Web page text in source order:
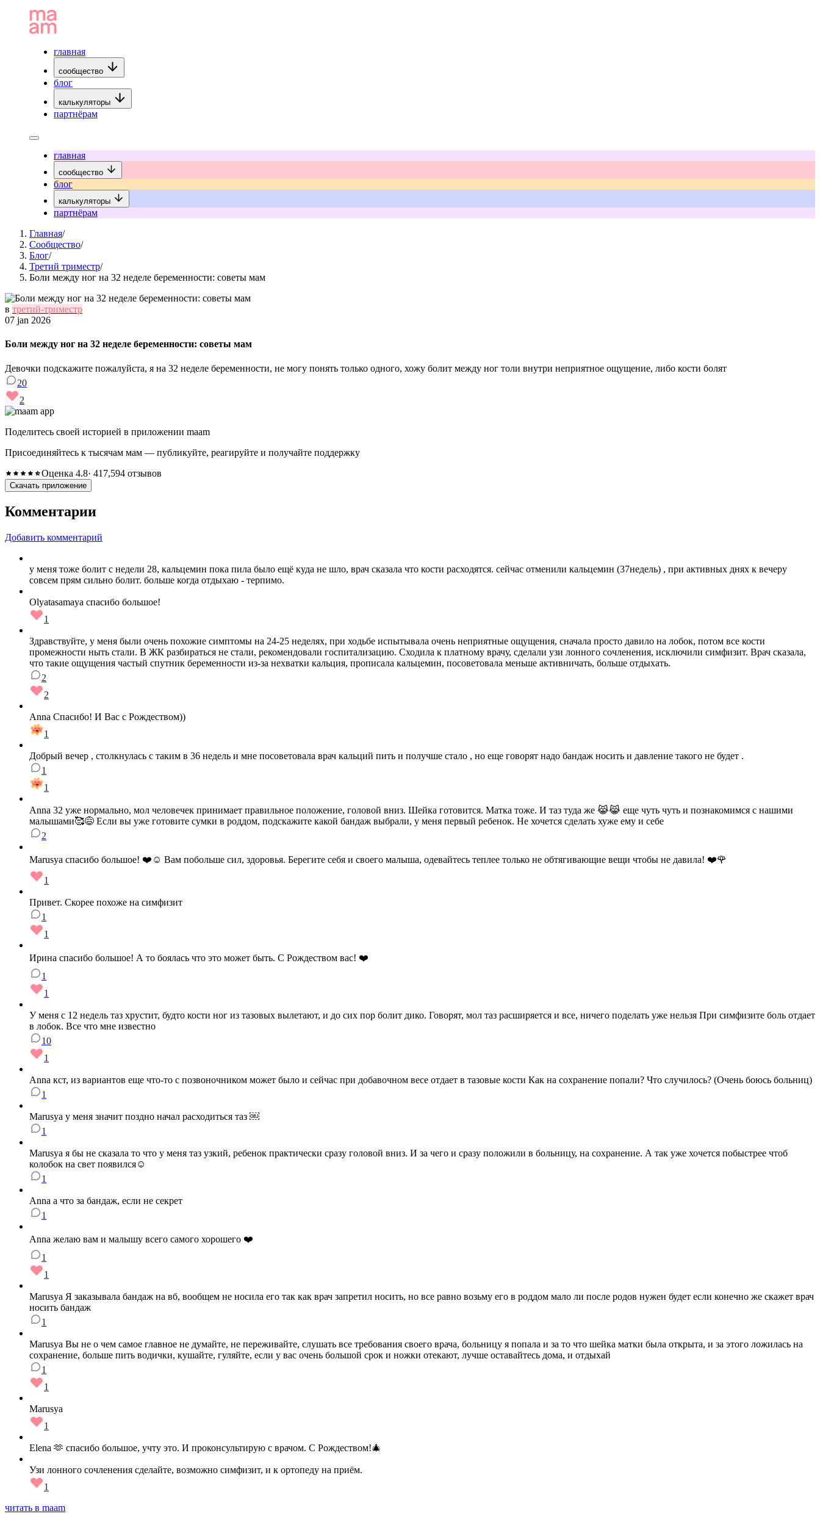
главная
сообщество
блог
калькуляторы
партнёрам
главная
сообщество
блог
калькуляторы
партнёрам
Главная/
Сообщество/
Блог/
Третий триместр/
Боли между ног на 32 неделе беременности: советы мам
в третий-триместр
07 jan 2026
Боли между ног на 32 неделе беременности: советы мам
Девочки подскажите пожалуйста, я на 32 неделе беременности, не могу понять только одного, хожу болит между ног толи внутри неприятное ощущение, либо кости болят
20
2
Поделитесь своей историей в приложении maam
Присоединяйтесь к тысячам мам — публикуйте, реагируйте и получайте поддержку
Оценка 4.8· 417,594 отзывов
Скачать приложение
Комментарии
Добавить комментарий
у меня тоже болит с недели 28, кальцемин пока пила было ещё куда не шло, врач сказала что кости расходятся. сейчас отменили кальцемин (37недель) , при активных днях к вечеру
совсем прям сильно болит. больше когда отдыхаю - терпимо.
Olyatasamaya спасибо большое!
1
Здравствуйте, у меня были очень похожие симптомы на 24-25 неделях, при ходьбе испытывала очень неприятные ощущения, сначала просто давило на лобок, потом все кости
промежности ныть стали. В ЖК разбираться не стали, рекомендовали госпитализацию. Сходила к платному врачу, сделали узи лонного сочленения, исключили симфизит. Врач сказала,
что такие ощущения частый спутник беременности из-за нехватки кальция, прописала кальцемин, посоветовала меньше активничать, больше отдыхать.
2
2
Anna Спасибо! И Вас с Рождеством))
1
Добрый вечер , столкнулась с таким в 36 недель и мне посоветовала врач кальций пить и получше стало , но еще говорят надо бандаж носить и давление такого не будет .
1
1
Anna 32 уже нормально, мол человечек принимает правильное положение, головой вниз. Шейка готовится. Матка тоже. И таз туда же 😹😹 еще чуть чуть и познакомимся с нашими
малышами🥰😅 Если вы уже готовите сумки в роддом, подскажите какой бандаж выбрали, у меня первый ребенок. Не хочется сделать хуже ему и себе
2
Marusya спасибо большое! ❤️☺️ Вам побольше сил, здоровья. Берегите себя и своего малыша, одевайтесь теплее только не обтягивающие вещи чтобы не давила! ❤️🌹
1
Привет. Скорее похоже на симфизит
1
1
Ирина спасибо большое! А то боялась что это может быть. С Рождеством вас! ❤️
1
1
У меня с 12 недель таз хрустит, будто кости ног из тазовых вылетают, и до сих пор болит дико. Говорят, мол таз расширяется и все, ничего поделать уже нельзя При симфизите боль отдает
в лобок. Все что мне известно
10
1
Anna кст, из вариантов еще что-то с позвоночником может было и сейчас при добавочном весе отдает в тазовые кости Как на сохранение попали? Что случилось? (Очень боюсь больниц)
1
Marusya у меня значит поздно начал расходиться таз ￼
1
Marusya я бы не сказала то что у меня таз узкий, ребенок практически сразу головой вниз. И за чего и сразу положили в больницу, на сохранение. А так уже хочется побыстрее чтоб
колобок на свет появился☺️
1
Anna а что за бандаж, если не секрет
1
Anna желаю вам и малышу всего самого хорошего ❤️
1
1
Marusya Я заказывала бандаж на вб, вообщем не носила его так как врач запретил носить, но все равно возьму его в роддом мало ли после родов нужен будет если конечно же скажет врач
носить бандаж
1
Marusya Вы не о чем самое главное не думайте, не переживайте, слушать все требования своего врача, больницу я попала и за то что шейка матки была открыта, и за этого ложилась на
сохранение, больше пить водички, кушайте, гуляйте, если у вас очень большой срок и ножки отекают, лучше оставайтесь дома, и отдыхай
1
1
Marusya
1
Elena 🫶 спасибо большое, учту это. И проконсультирую с врачом. С Рождеством!🎄
Узи лонного сочленения сделайте, возможно симфизит, и к ортопеду на приём.
1
читать в maam